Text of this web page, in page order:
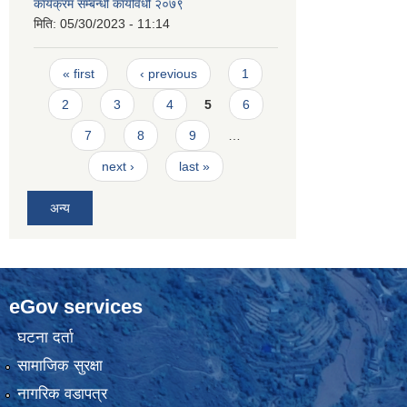
कार्यक्रम सम्बन्धी कार्यविधी २०७९
मिति: 05/30/2023 - 11:14
Pages
« first ‹ previous 1
2 3 4 5 6
7 8 9
next › last »
अन्य
eGov services
घटना दर्ता
सामाजिक सुरक्षा
नागरिक वडापत्र